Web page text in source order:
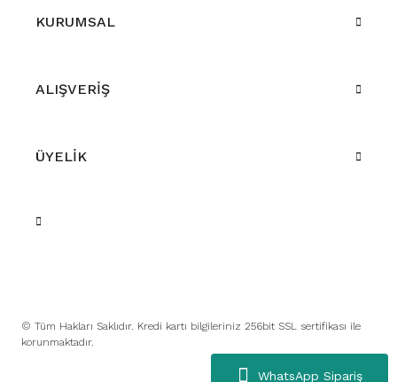
WhatsApp Sipariş
KURUMSAL
ALIŞVERİŞ
ÜYELİK
© Tüm Hakları Saklıdır. Kredi kartı bilgileriniz 256bit SSL sertifikası ile
korunmaktadır.